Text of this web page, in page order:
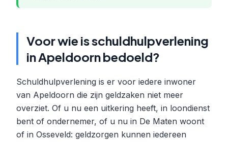
Voor wie is schuldhulpverlening
in Apeldoorn bedoeld?
Schuldhulpverlening is er voor iedere inwoner
van Apeldoorn die zijn geldzaken niet meer
overziet. Of u nu een uitkering heeft, in loondienst
bent of ondernemer, of u nu in De Maten woont
of in Osseveld: geldzorgen kunnen iedereen